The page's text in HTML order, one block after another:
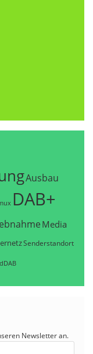
Ausbau
DAB+
Media
Senderstandort
Newsletter an.